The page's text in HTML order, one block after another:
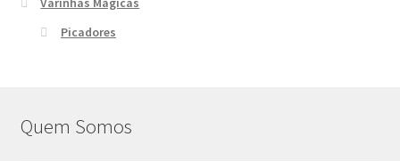
Picadores
Quem Somos